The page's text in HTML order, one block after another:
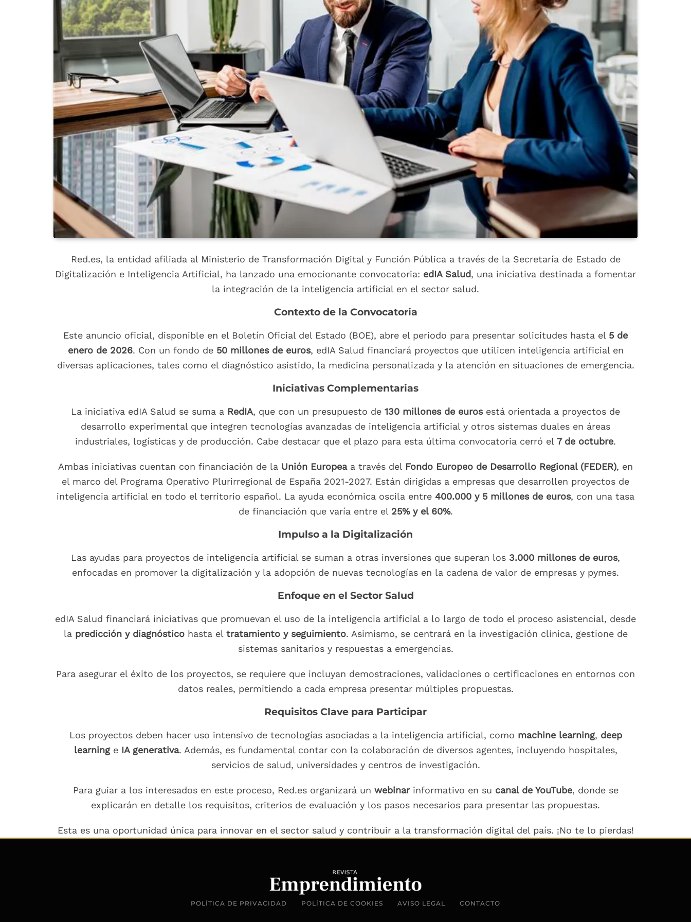
Red.es, la entidad afiliada al Ministerio de Transformación Digital y Función Pública a través de la Secretaría de Estado de
Digitalización e Inteligencia Artificial, ha lanzado una emocionante convocatoria: edIA Salud, una iniciativa destinada a fomentar
la integración de la inteligencia artificial en el sector salud.
Contexto de la Convocatoria
Este anuncio oficial, disponible en el Boletín Oficial del Estado (BOE), abre el periodo para presentar solicitudes hasta el 5 de
enero de 2026. Con un fondo de 50 millones de euros, edIA Salud financiará proyectos que utilicen inteligencia artificial en
diversas aplicaciones, tales como el diagnóstico asistido, la medicina personalizada y la atención en situaciones de emergencia.
Iniciativas Complementarias
La iniciativa edIA Salud se suma a RedIA, que con un presupuesto de 130 millones de eurosestá orientada a proyectos de
desarrollo experimental que integren tecnologías avanzadas de inteligencia artificial y otros sistemas duales en áreas
industriales, logísticas y de producción. Cabe destacar que el plazo para esta última convocatoria cerró el 7 de octubre.
Ambas iniciativas cuentan con financiación de la Unión Europeaa través del Fondo Europeo de Desarrollo Regional (FEDER), en
el marco del Programa Operativo Plurirregional de España 2021-2027. Están dirigidas a empresas que desarrollen proyectos de
inteligencia artificial en todo el territorio español. La ayuda económica oscila entre 400.000 y 5 millones de euros, con una tasa
de financiación que varía entre el 25% y el 60%.
Impulso a la Digitalización
Las ayudas para proyectos de inteligencia artificial se suman a otras inversiones que superan los 3.000 millones de euros,
enfocadas en promover la digitalización y la adopción de nuevas tecnologías en la cadena de valor de empresas y pymes.
Enfoque en el Sector Salud
edIA Salud financiará iniciativas que promuevan el uso de la inteligencia artificial a lo largo de todo el proceso asistencial, desde
la predicción y diagnósticohasta el tratamiento y seguimiento. Asimismo, se centrará en la investigación clínica, gestione de
sistemas sanitarios y respuestas a emergencias.
Para asegurar el éxito de los proyectos, se requiere que incluyan demostraciones, validaciones o certificaciones en entornos con
datos reales, permitiendo a cada empresa presentar múltiples propuestas.
Requisitos Clave para Participar
Los proyectos deben hacer uso intensivo de tecnologías asociadas a la inteligencia artificial, como machine learning, deep
learninge IA generativa. Además, es fundamental contar con la colaboración de diversos agentes, incluyendo hospitales,
servicios de salud, universidades y centros de investigación.
Para guiar a los interesados en este proceso, Red.es organizará un webinarinformativo en su canal de YouTube, donde se
explicarán en detalle los requisitos, criterios de evaluación y los pasos necesarios para presentar las propuestas.
Esta es una oportunidad única para innovar en el sector salud y contribuir a la transformación digital del país. ¡No te lo pierdas!
POLÍTICA DE PRIVACIDAD POLÍTICA DE COOKIES AVISO LEGAL CONTACTO